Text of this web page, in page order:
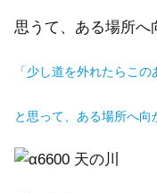
思うて、ある場所へ
「少し道を外れたらこ
と思って、ある場所へ向